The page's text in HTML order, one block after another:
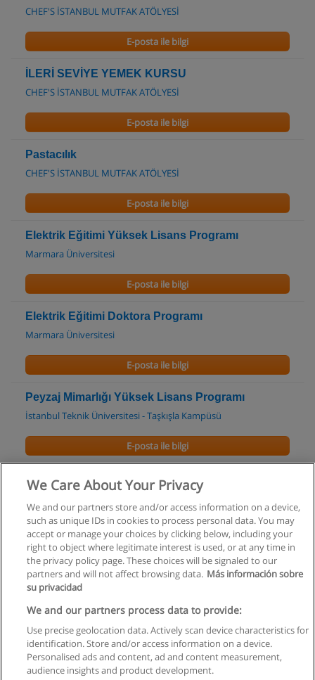
CHEF'S İSTANBUL MUTFAK ATÖLYESİ
E-posta ile bilgi
İLERİ SEVİYE YEMEK KURSU
CHEF'S İSTANBUL MUTFAK ATÖLYESİ
E-posta ile bilgi
Pastacılık
CHEF'S İSTANBUL MUTFAK ATÖLYESİ
E-posta ile bilgi
Elektrik Eğitimi Yüksek Lisans Programı
Marmara Üniversitesi
E-posta ile bilgi
Elektrik Eğitimi Doktora Programı
Marmara Üniversitesi
E-posta ile bilgi
Peyzaj Mimarlığı Yüksek Lisans Programı
İstanbul Teknik Üniversitesi - Taşkışla Kampüsü
E-posta ile bilgi
Peyzaj Mimarlığı Doktora Programı
İstanbul Teknik Üniversitesi - Taşkışla Kampüsü
E-posta ile bilgi
Kullanım koşulları
Gizlilik politikası
İletişim Educaedu
We Care About Your Privacy
We and our partners store and/or access information on a device,
such as unique IDs in cookies to process personal data. You may
accept or manage your choices by clicking below, including your
right to object where legitimate interest is used, or at any time in
the privacy policy page. These choices will be signaled to our
partners and will not affect browsing data. Más información sobre
su privacidad
We and our partners process data to provide:
Use precise geolocation data. Actively scan device characteristics for
identification. Store and/or access information on a device.
Personalised ads and content, ad and content measurement,
audience insights and product development.